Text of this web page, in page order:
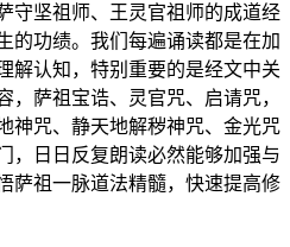
守坚祖师、王灵官祖师的成道经
的功绩。我们每遍诵读都是在加
解认知，特别重要的是经文中关
，萨祖宝诰、灵官咒、启请咒，
神咒、静天地解秽神咒、金光咒
，日日反复朗读必然能够加强与
萨祖一脉道法精髓，快速提高修